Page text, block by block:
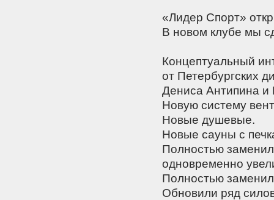
«Лидер Спорт»
В новом клубе мы
Концептуальный
от Петербургских
Дениса Антипина и
Новую систему
Новые душевые.
Новые сауны с
Полностью
одновременно
Полностью
Обновили ряд